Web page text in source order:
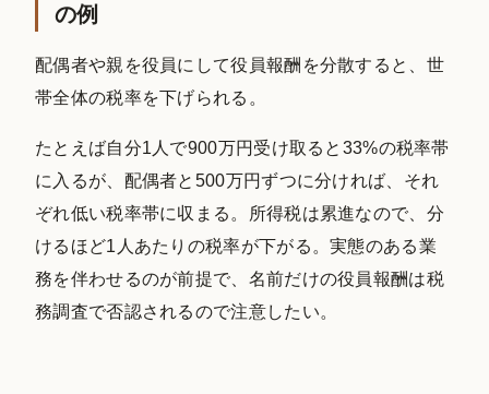
の例
配偶者や親を役員にして役員報酬を分散すると、世
帯全体の税率を下げられる。
たとえば自分1人で900万円受け取ると33%の税率帯
に入るが、配偶者と500万円ずつに分ければ、それ
ぞれ低い税率帯に収まる。所得税は累進なので、分
けるほど1人あたりの税率が下がる。実態のある業
務を伴わせるのが前提で、名前だけの役員報酬は税
務調査で否認されるので注意したい。